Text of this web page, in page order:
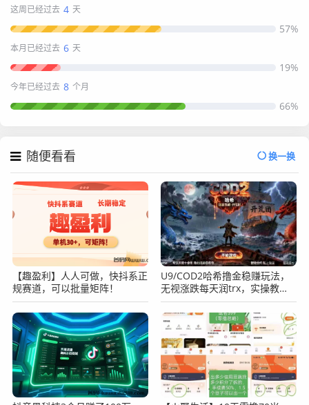
这周已经过去 4 天
57%
本月已经过去 6 天
19%
今年已经过去 8 个月
66%
随便看看 换一换
【趣盈利】人人可做，快抖系正
规赛道，可以批量矩阵！
U9/COD2哈希撸金稳赚玩法，
无视涨跌每天润trx，实操教
程！